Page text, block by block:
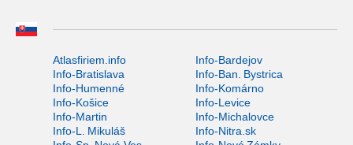
Atlasfiriem.info
Info-Bardejov
Info-Bratislava
Info-Ban. Bystrica
Info-Humenné
Info-Komárno
Info-Košice
Info-Levice
Info-Martin
Info-Michalovce
Info-L. Mikuláš
Info-Nitra.sk